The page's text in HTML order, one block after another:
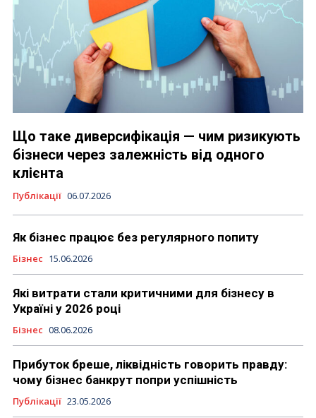
Що таке диверсифікація — чим ризикують
бізнеси через залежність від одного
клієнта
Публікації 06.07.2026
Як бізнес працює без регулярного попиту
Бізнес 15.06.2026
Які витрати стали критичними для бізнесу в
Україні у 2026 році
Бізнес 08.06.2026
Прибуток бреше, ліквідність говорить правду:
чому бізнес банкрут попри успішність
Публікації 23.05.2026